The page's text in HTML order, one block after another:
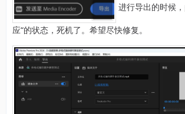
进行导出的时候
应“的状态，死机了。希望尽快修复。